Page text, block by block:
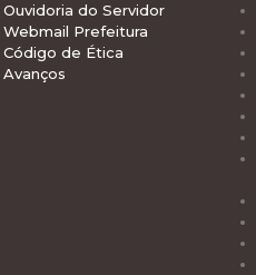
Ouvidoria do Servidor
Webmail Prefeitura
Código de Ética
Avanços